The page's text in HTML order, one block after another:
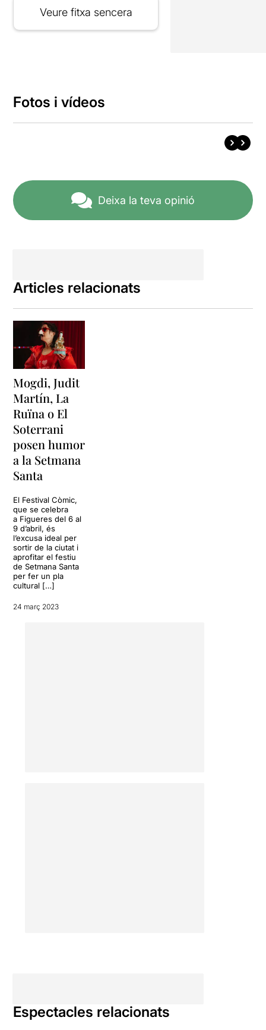
Veure fitxa sencera
Fotos i vídeos
Deixa la teva opinió
Articles relacionats
Mogdi, Judit
Martín, La
Ruïna o El
Soterrani
posen humor
a la Setmana
Santa
El Festival Còmic,
que se celebra
a Figueres del 6 al
9 d’abril, és
l’excusa ideal per
sortir de la ciutat i
aprofitar el festiu
de Setmana Santa
per fer un pla
cultural […]
24 març 2023
Espectacles relacionats